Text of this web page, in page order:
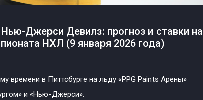
Джерси Девилз: прогноз и ставки на
НХЛ (9 января 2026 года)
времени в Питтсбурге на льду «PPG Paints Арены»
и «Нью-Джерси».